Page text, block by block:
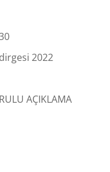
2022
AÇIKLAMA